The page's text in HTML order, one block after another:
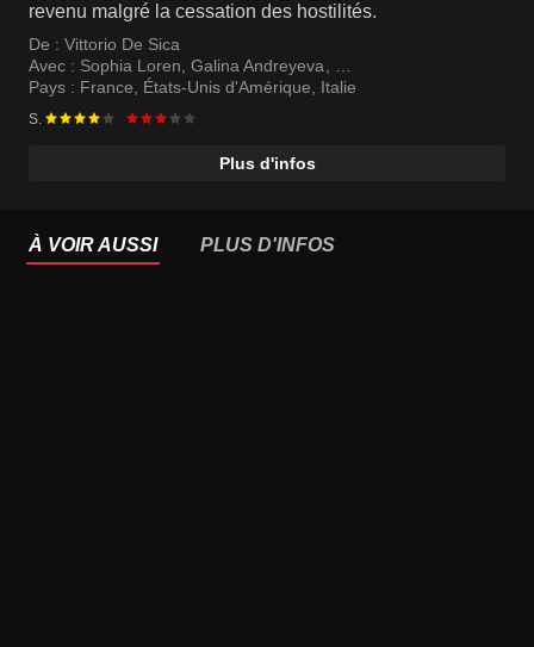
revenu malgré la cessation des hostilités.
De : Vittorio De Sica
Avec : Sophia Loren, Galina Andreyeva,
Nadya Serednichenko
Pays : France, États-Unis d'Amérique, Italie
S.
Plus d'infos
À VOIR AUSSI PLUS D'INFOS